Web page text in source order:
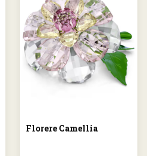
Florere Camellia